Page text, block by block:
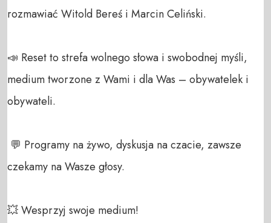
rozmawiać Witold Bereś i Marcin Celiński.
📣 Reset to strefa wolnego słowa i swobodnej myśli,
medium tworzone z Wami i dla Was – obywatelek i
obywateli.
czekamy na Wasze głosy.
💥 Wesprzyj swoje medium!